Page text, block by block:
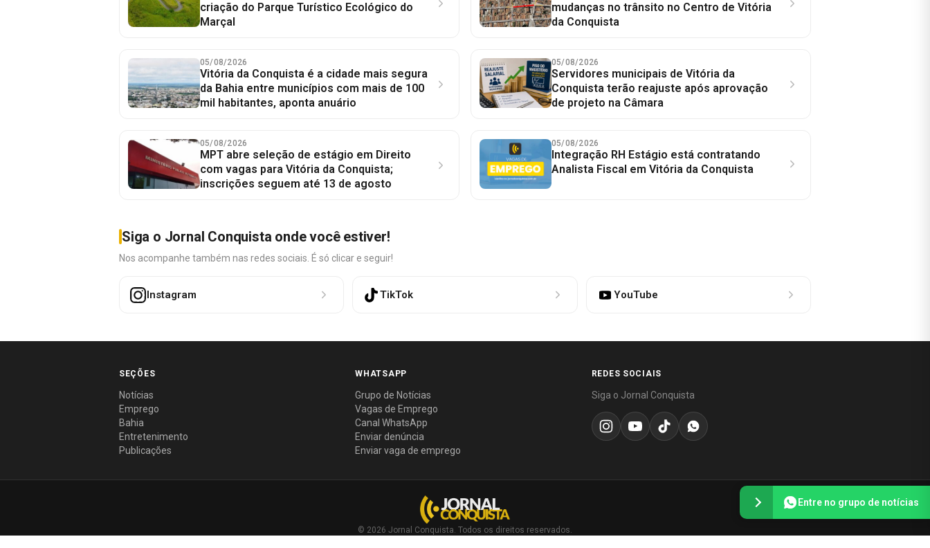
criação do Parque Turístico Ecológico do
Marçal
mudanças no trânsito no Centro de Vitória
da Conquista
05/08/2026
Vitória da Conquista é a cidade mais segura
da Bahia entre municípios com mais de 100
mil habitantes, aponta anuário
05/08/2026
Servidores municipais de Vitória da
Conquista terão reajuste após aprovação
de projeto na Câmara
05/08/2026
MPT abre seleção de estágio em Direito
com vagas para Vitória da Conquista;
inscrições seguem até 13 de agosto
05/08/2026
Integração RH Estágio está contratando
Analista Fiscal em Vitória da Conquista
Siga o Jornal Conquista onde você estiver!
Nos acompanhe também nas redes sociais. É só clicar e seguir!
Instagram TikTok YouTube
SEÇÕES
Notícias
Emprego
Bahia
Entretenimento
Publicações
WHATSAPP
Grupo de Notícias
Vagas de Emprego
Canal WhatsApp
Enviar denúncia
Enviar vaga de emprego
REDES SOCIAIS
Siga o Jornal Conquista
© 2026 Jornal Conquista. Todos os direitos reservados.
Entre no grupo de notícias